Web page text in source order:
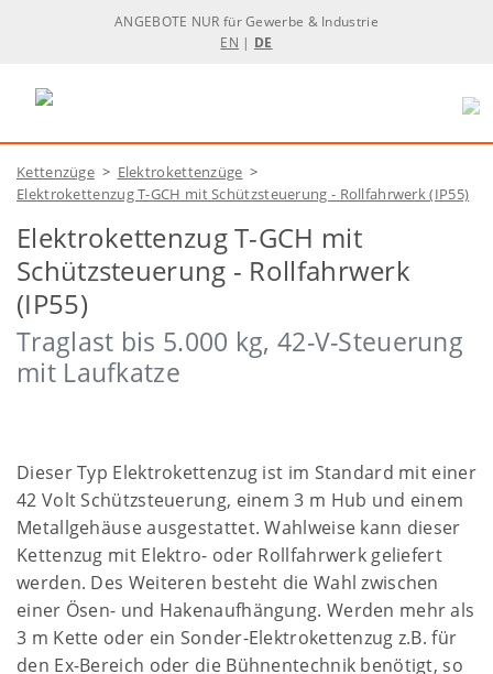
ANGEBOTE NUR für Gewerbe & Industrie
EN | DE
Kettenzüge > Elektrokettenzüge >
Elektrokettenzug T-GCH mit Schützsteuerung - Rollfahrwerk (IP55)
Elektrokettenzug T-GCH mit
Schützsteuerung - Rollfahrwerk
(IP55)
Traglast bis 5.000 kg, 42-V-Steuerung
mit Laufkatze
Dieser Typ Elektrokettenzug ist im Standard mit einer
42 Volt Schützsteuerung, einem 3 m Hub und einem
Metallgehäuse ausgestattet. Wahlweise kann dieser
Kettenzug mit Elektro- oder Rollfahrwerk geliefert
werden. Des Weiteren besteht die Wahl zwischen
einer Ösen- und Hakenaufhängung. Werden mehr als
3 m Kette oder ein Sonder-Elektrokettenzug z.B. für
den Ex-Bereich oder die Bühnentechnik benötigt, so